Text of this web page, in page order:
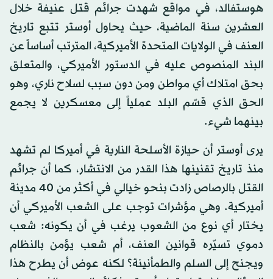
هوستفالد، في مواقع شهدت جرائم قتل عنيفة خلال
العشرين سنة الماضية، حيث يحاول أوستر تتبع تاريخ
العنف في الولايات المتحدة الأميركية، المترتب أساساً عن
البند المنصوص عليه في الدستور الأميركي، والمتعلق
بحق امتلاك أي مواطن ومن دون سبب لسلاح ناري، وهو
الحق الذي قسّم البلد عملياً إلى معسكرين لا يجمع
بينهما شيء.
يرى أوستر أن حيازة الأسلحة النارية في أميركا لم تشهد
منذ تاريخ تقنينها هذا القدر من الانتشار، كما أن جرائم
القتل بالرصاص زادت بنحو خيالي في أكثر من 40 مدينة
أميركية. وهي مؤشرات توجب على الشعب الأميركي أن
يختار أي نوع من الشعوب يرغب في أن يكونه: شعب
دموي تسيّره قوانين العنف، أم شعب يؤمن بالنظام
ويجنح إلى السلم والطمأنينة؟ لكنه عوض أن يطرح هذا